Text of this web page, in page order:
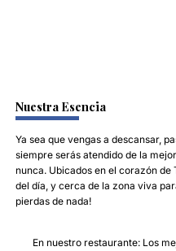
Nuestra Esencia
Ya sea que vengas a descansar,
siempre serás atendido de la
nunca. Ubicados en el corazón
del día, y cerca de la zona viva
pierdas de nada!
En nuestro restaurante: Los